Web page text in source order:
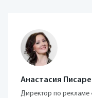
Анастасия
Директор по рекламе